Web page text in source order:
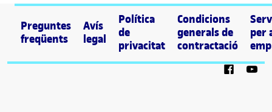
Preguntes
freqüents
Avís
legal
Política
de
privacitat
Condicions
generals de
contractació
per